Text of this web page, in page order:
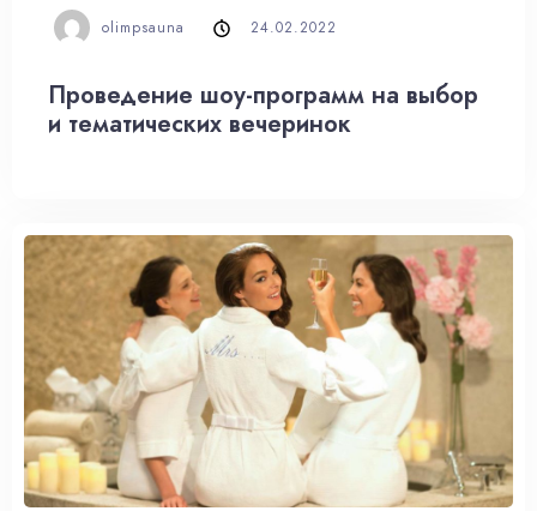
olimpsauna 24.02.2022
Проведение шоу-программ на выбор
и тематических вечеринок